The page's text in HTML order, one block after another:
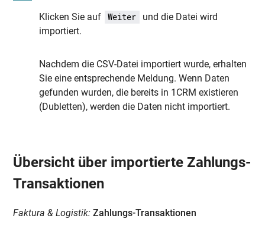
Klicken Sie auf Weiter
und die Datei wird
importiert.
Nachdem die CSV-Datei importiert wurde, erhalten
Sie eine entsprechende Meldung. Wenn Daten
gefunden wurden, die bereits in 1CRM existieren
(Dubletten), werden die Daten nicht importiert.
Übersicht über importierte Zahlungs-
Transaktionen
Faktura & Logistik: Zahlungs-Transaktionen